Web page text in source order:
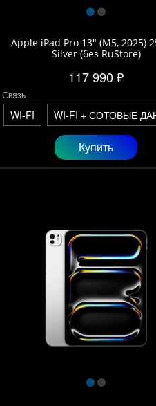
Apple iPad Pro 13" (M5, 2025)
Silver (без RuStore)
117 990 ₽
Связь
WI-FI WI-FI + СОТОВЫЕ
Купить